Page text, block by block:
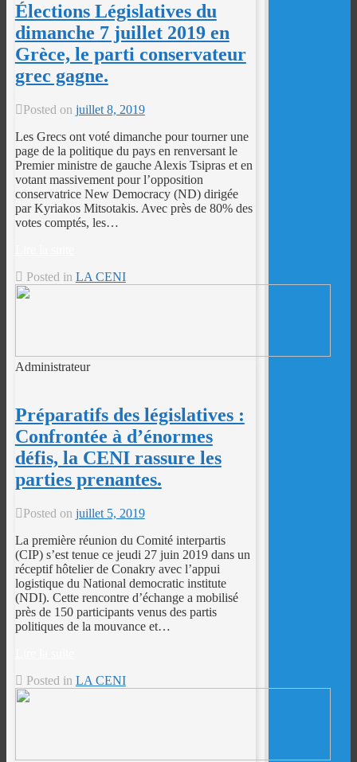
Élections Législatives du
dimanche 7 juillet 2019 en
Grèce, le parti conservateur
grec gagne.
Posted on juillet 8, 2019
Les Grecs ont voté dimanche pour tourner une
page de la politique du pays en renversant le
Premier ministre de gauche Alexis Tsipras et en
votant massivement pour l’opposition
conservatrice New Democracy (ND) dirigée
par Kyriakos Mitsotakis. Avec près de 80% des
votes comptés, les…
Posted in LA CENI
Administrateur
Préparatifs des législatives :
Confrontée à d’énormes
défis, la CENI rassure les
parties prenantes.
Posted on juillet 5, 2019
La première réunion du Comité interpartis
(CIP) s’est tenue ce jeudi 27 juin 2019 dans un
réceptif hôtelier de Conakry avec l’appui
logistique du National democratic institute
(NDI). Cette rencontre d’échange a mobilisé
près de 150 participants venus des partis
politiques de la mouvance et…
Posted in LA CENI